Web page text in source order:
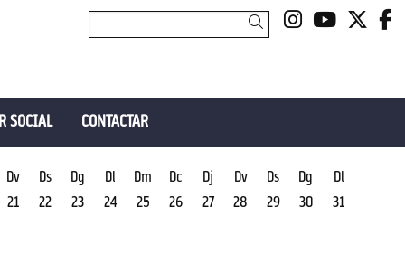
Link aLink a
Cercar
SOCIAL CONTACTAR
Dv
21
Ds
22
Dg
23
Dl
24
Dm
25
Dc
26
Dj
27
Dv
28
Ds
29
Dg
30
Dl
31